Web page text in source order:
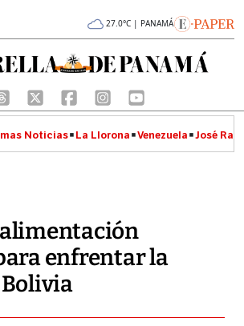
27.0°C | PANAMÁ
Noticias La Llorona Venezuela José
enfrentar la